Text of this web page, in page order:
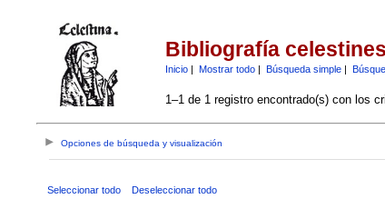
Bibliografía
Inicio| Mostrar todo| Búsqueda simple|
1–1 de 1 registro encontrado(s) con los
Opciones de búsqueda y visualización
Seleccionar todo Deseleccionar todo